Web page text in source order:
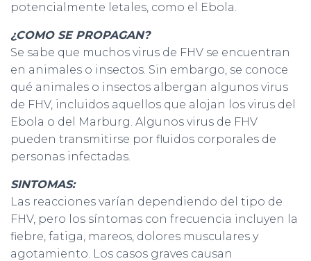
potencialmente letales, como el Ebola.
¿COMO SE PROPAGAN?
Se sabe que muchos virus de FHV se encuentran
en animales o insectos. Sin embargo, se conoce
qué animales o insectos albergan algunos virus
de FHV, incluidos aquellos que alojan los virus del
Ebola o del Marburg. Algunos virus de FHV
pueden transmitirse por fluidos corporales de
personas infectadas.
SINTOMAS:
Las reacciones varían dependiendo del tipo de
FHV, pero los síntomas con frecuencia incluyen la
fiebre, fatiga, mareos, dolores musculares y
agotamiento. Los casos graves causan